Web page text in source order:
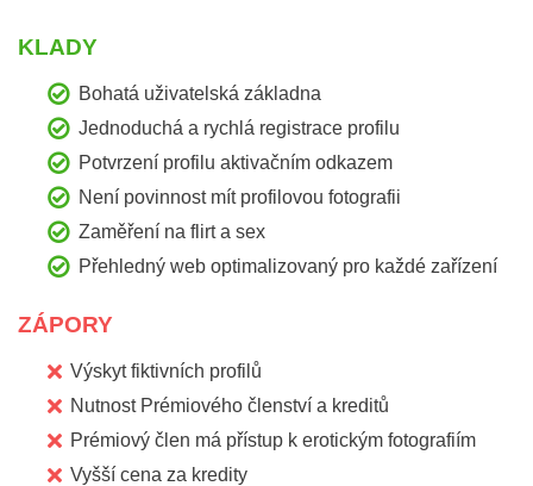
KLADY
Bohatá uživatelská základna
Jednoduchá a rychlá registrace profilu
Potvrzení profilu aktivačním odkazem
Není povinnost mít profilovou fotografii
Zaměření na flirt a sex
Přehledný web optimalizovaný pro každé zařízení
ZÁPORY
Výskyt fiktivních profilů
Nutnost Prémiového členství a kreditů
Prémiový člen má přístup k erotickým fotografiím
Vyšší cena za kredity